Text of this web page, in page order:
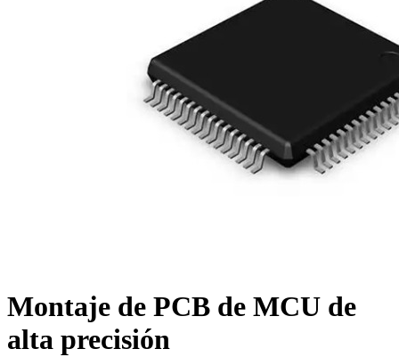
Montaje de PCB de MCU de
alta precisión